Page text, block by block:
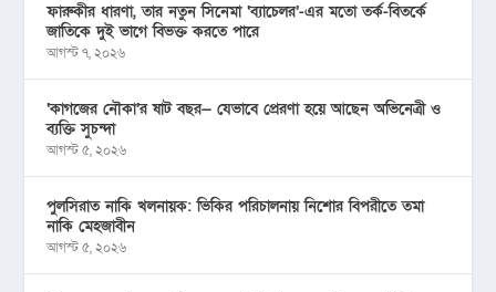
ফারুকীর ধারণা, তার নতুন সিনেমা ‘ব্যাচেলর’-এর মতো তর্ক-বিতর্কে
জাতিকে দুই ভাগে বিভক্ত করতে পারে
আগস্ট ৭, ২০২৬
‘কাগজের নৌকা’র ষাট বছর— যেভাবে প্রেরণা হয়ে আছেন অভিনেত্রী ও
ব্যক্তি সুচন্দা
আগস্ট ৫, ২০২৬
পুলসিরাত নাকি খলনায়ক: ভিকির পরিচালনায় নিশোর বিপরীতে তমা
নাকি মেহজাবীন
আগস্ট ৫, ২০২৬